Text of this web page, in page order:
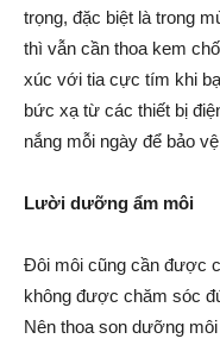
trọng, đặc biệt là trong
thì vẫn cần thoa kem
xúc với tia cực tím khi
bức xạ từ các thiết bị
nắng mỗi ngày để bảo
Lười dưỡng ẩm môi
Đôi môi cũng cần được
không được chăm sóc
Nên thoa son dưỡng